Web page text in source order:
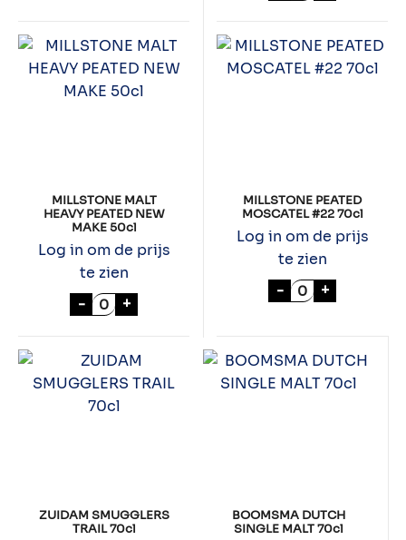
MILLSTONE MALT
HEAVY PEATED NEW
MAKE 50cl
Log in om de prijs
te zien
- MILLSTONE MALT HEAVY PEATED NEW
+
MILLSTONE PEATED
MOSCATEL #22 70cl
Log in om de prijs
te zien
- MILLSTONE
+
ZUIDAM SMUGGLERS
TRAIL 70cl
BOOMSMA DUTCH
SINGLE MALT 70cl